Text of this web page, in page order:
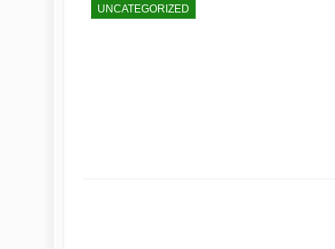
UNCATEGORIZED